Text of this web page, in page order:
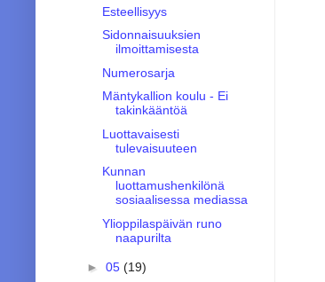
Esteellisyys
Sidonnaisuuksien
ilmoittamisesta
Numerosarja
Mäntykallion koulu - Ei
takinkääntöä
Luottavaisesti
tulevaisuuteen
Kunnan
luottamushenkilönä
sosiaalisessa mediassa
Ylioppilaspäivän runo
naapurilta
► 05 (19)